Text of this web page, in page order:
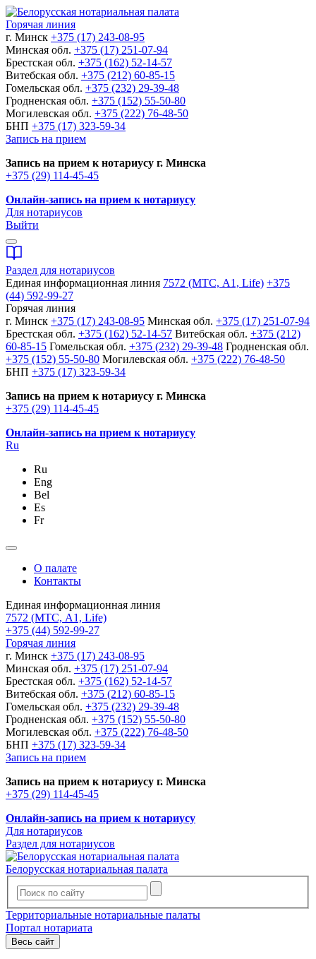
Горячая линия
г. Минск +375 (17) 243-08-95
Минская обл. +375 (17) 251-07-94
Брестская обл. +375 (162) 52-14-57
Витебская обл. +375 (212) 60-85-15
Гомельская обл. +375 (232) 29-39-48
Гродненская обл. +375 (152) 55-50-80
Могилевская обл. +375 (222) 76-48-50
БНП +375 (17) 323-59-34
Запись на прием
Запись на прием к нотариусу г. Минска
+375 (29) 114-45-45
Онлайн-запись на прием к нотариусу
Для нотариусов
Выйти
Раздел для нотариусов
Единая информационная линия 7572 (МТС, A1, Life) +375
(44) 592-99-27
Горячая линия
г. Минск +375 (17) 243-08-95 Минская обл. +375 (17) 251-07-94
Брестская обл. +375 (162) 52-14-57 Витебская обл. +375 (212)
60-85-15 Гомельская обл. +375 (232) 29-39-48 Гродненская обл.
+375 (152) 55-50-80 Могилевская обл. +375 (222) 76-48-50
БНП +375 (17) 323-59-34
Запись на прием к нотариусу г. Минска
+375 (29) 114-45-45
Онлайн-запись на прием к нотариусу
Ru
Ru
Eng
Bel
Es
Fr
О палате
Контакты
Единая информационная линия
7572 (МТС, A1, Life)
+375 (44) 592-99-27
Горячая линия
г. Минск +375 (17) 243-08-95
Минская обл. +375 (17) 251-07-94
Брестская обл. +375 (162) 52-14-57
Витебская обл. +375 (212) 60-85-15
Гомельская обл. +375 (232) 29-39-48
Гродненская обл. +375 (152) 55-50-80
Могилевская обл. +375 (222) 76-48-50
БНП +375 (17) 323-59-34
Запись на прием
Запись на прием к нотариусу г. Минска
+375 (29) 114-45-45
Онлайн-запись на прием к нотариусу
Для нотариусов
Раздел для нотариусов
Белорусская нотариальная палата
Территориальные нотариальные палаты
Портал нотариата
Весь сайт